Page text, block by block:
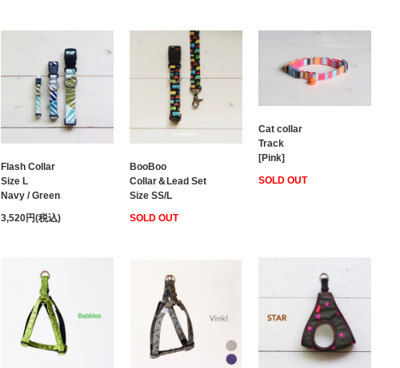
Flash Collar
Size L
Navy / Green
3,520円(税込)
BooBoo
Collar＆Lead Set
Size SS/L
SOLD OUT
Cat collar
Track
[Pink]
SOLD OUT